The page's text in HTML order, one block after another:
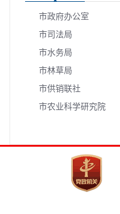
市政府办公室
市司法局
市水务局
市林草局
市供销联社
市农业科学研究院